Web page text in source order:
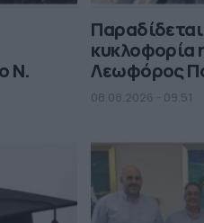
Ν.
κυκλοφορία
Λεωφόρος
08.08.2026 - 09.51